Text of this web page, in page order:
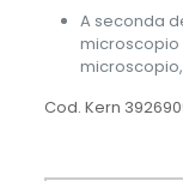
A seconda
microscopio
Cod. Kern